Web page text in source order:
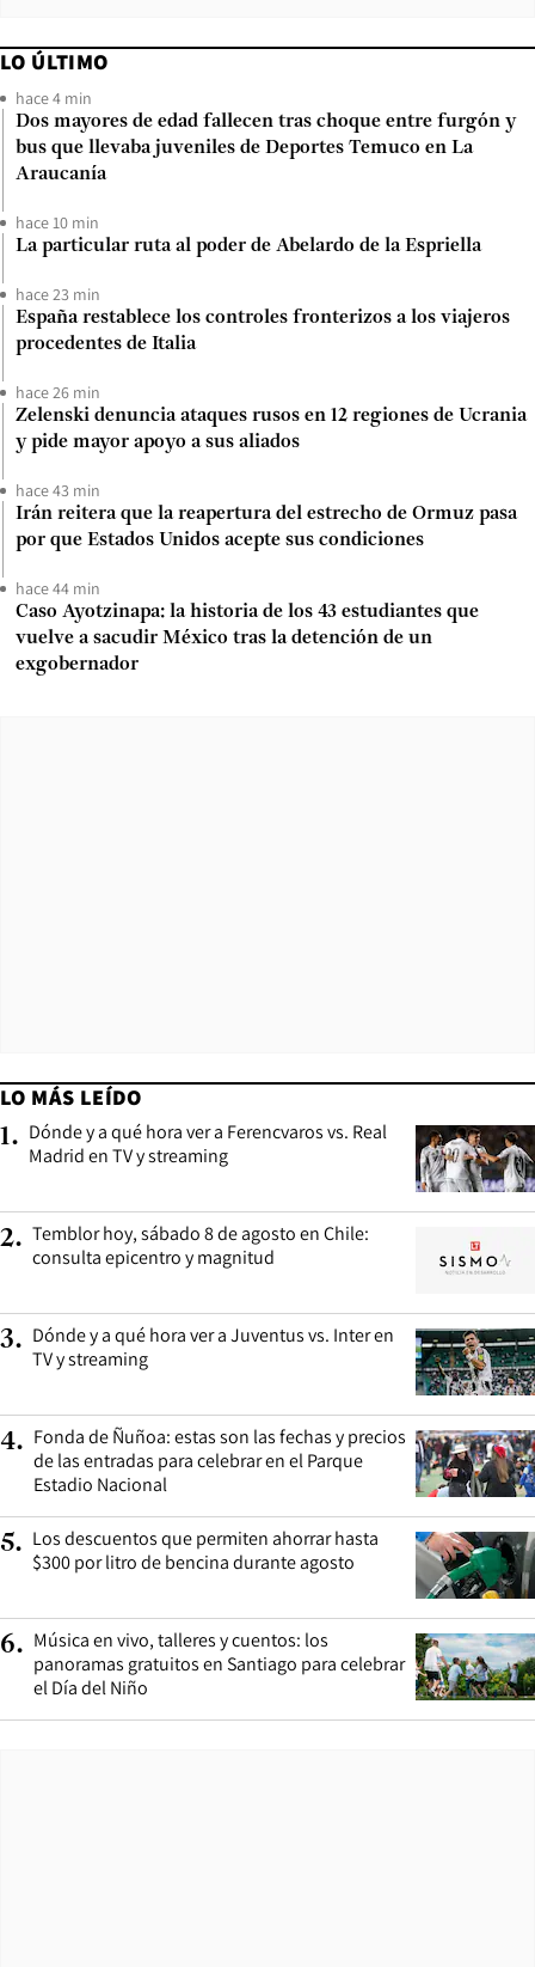
LO ÚLTIMO
hace 4 min
Dos mayores de edad fallecen tras choque entre furgón y
bus que llevaba juveniles de Deportes Temuco en La
Araucanía
hace 10 min
La particular ruta al poder de Abelardo de la Espriella
hace 23 min
España restablece los controles fronterizos a los viajeros
procedentes de Italia
hace 26 min
Zelenski denuncia ataques rusos en 12 regiones de Ucrania
y pide mayor apoyo a sus aliados
hace 43 min
Irán reitera que la reapertura del estrecho de Ormuz pasa
por que Estados Unidos acepte sus condiciones
hace 44 min
Caso Ayotzinapa: la historia de los 43 estudiantes que
vuelve a sacudir México tras la detención de un
exgobernador
LO MÁS LEÍDO
1. Dónde y a qué hora ver a Ferencvaros vs. Real
Madrid en TV y streaming
2. Temblor hoy, sábado 8 de agosto en Chile:
consulta epicentro y magnitud
3. Dónde y a qué hora ver a Juventus vs. Inter en
TV y streaming
4. Fonda de Ñuñoa: estas son las fechas y precios
de las entradas para celebrar en el Parque
Estadio Nacional
5. Los descuentos que permiten ahorrar hasta
$300 por litro de bencina durante agosto
6. Música en vivo, talleres y cuentos: los
panoramas gratuitos en Santiago para celebrar
el Día del Niño